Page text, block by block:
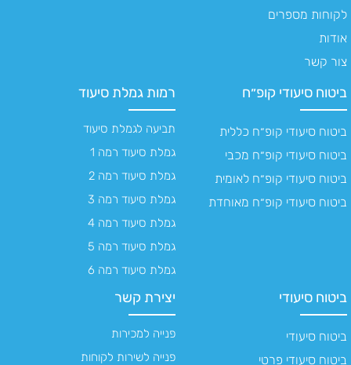
לקוחות מספרים
אודות
צור קשר
ביטוח סיעודי
ביטוח סיעודי
ביטוח סיעודי פרטי
ביטוח סיעודי קופ״ח
ביטוח סיעודי קופ״ח כללית
ביטוח סיעודי קופ״ח מכבי
ביטוח סיעודי קופ״ח לאומית
ביטוח סיעודי קופ״ח מאוחדת
רמות גמלת סיעוד
תביעה לגמלת סיעוד
גמלת סיעוד רמה 1
גמלת סיעוד רמה 2
גמלת סיעוד רמה 3
גמלת סיעוד רמה 4
גמלת סיעוד רמה 5
גמלת סיעוד רמה 6
יצירת קשר
פנייה למכירות
פנייה לשירות לקוחות